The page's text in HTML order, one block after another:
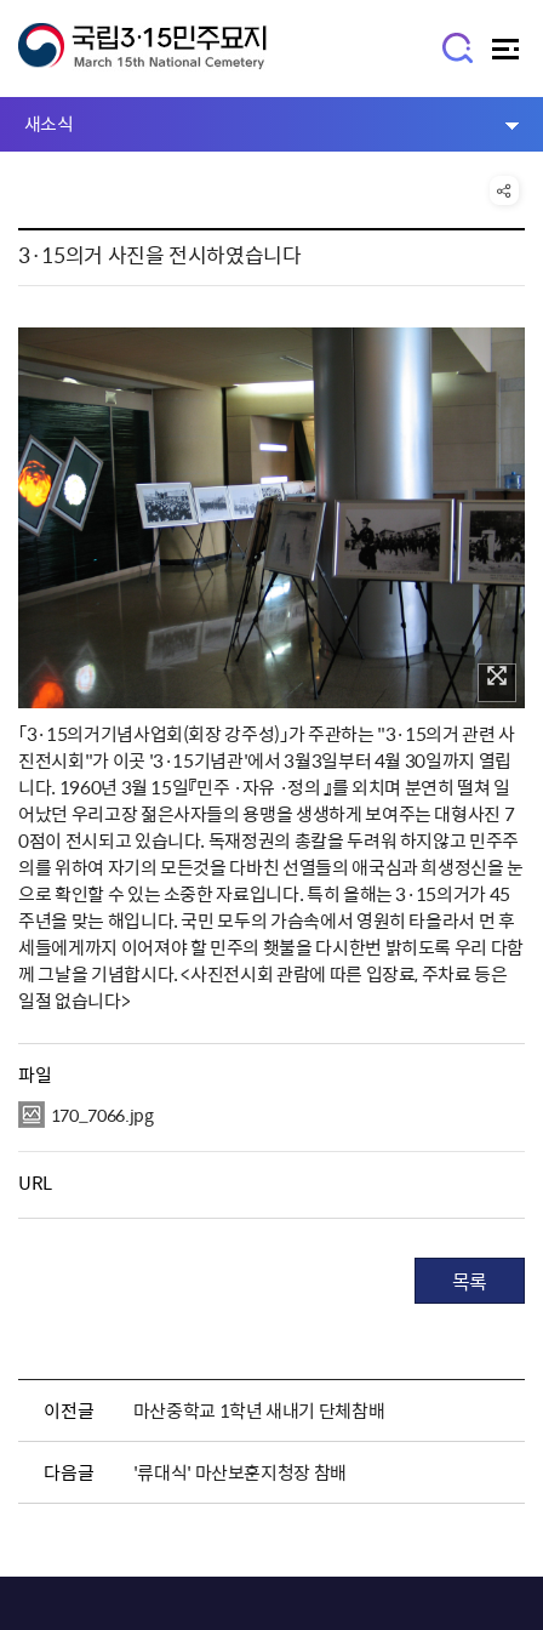
새소식
3·15의거 사진을 전시하였습니다
「3·15의거기념사업회(회장 강주성)」가 주관하는 "3·15의거 관련 사
진전시회"가 이곳 '3·15기념관'에서 3월3일부터 4월 30일까지 열립
니다. 1960년 3월 15일『민주 ·자유 ·정의 』를 외치며 분연히 떨쳐 일
어났던 우리고장 젊은사자들의 용맹을 생생하게 보여주는 대형사진 7
0점이 전시되고 있습니다. 독재정권의 총칼을 두려워 하지않고 민주주
의를 위하여 자기의 모든것을 다바친 선열들의 애국심과 희생정신을 눈
으로 확인할 수 있는 소중한 자료입니다. 특히 올해는 3·15의거가 45
주년을 맞는 해입니다. 국민 모두의 가슴속에서 영원히 타올라서 먼 후
세들에게까지 이어져야 할 민주의 횃불을 다시한번 밝히도록 우리 다함
께 그날을 기념합시다. <사진전시회 관람에 따른 입장료, 주차료 등은
일절 없습니다>
파일
170_7066.jpg
URL
목록
이전글 마산중학교 1학년 새내기 단체참배
다음글 '류대식' 마산보훈지청장 참배